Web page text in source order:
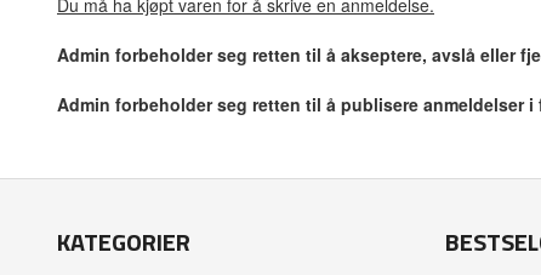
Du må ha kjøpt varen for å skrive en anmeldelse.
Admin forbeholder seg retten til å akseptere, avslå eller
Admin forbeholder seg retten til å publisere anmeldelser
KATEGORIER